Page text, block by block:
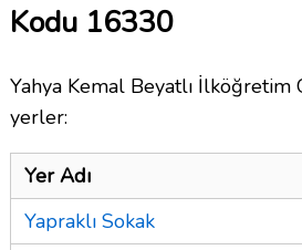
Kodu 16330
Yahya Kemal Beyatlı
yerler:
Yer Adı
Yapraklı Sokak